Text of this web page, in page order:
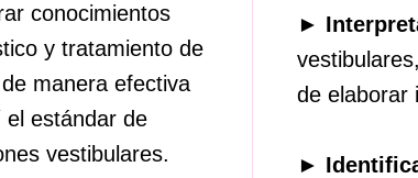
conocimientos
y tratamiento de
manera efectiva
estándar de
vestibulares.
►
de elaborar
►